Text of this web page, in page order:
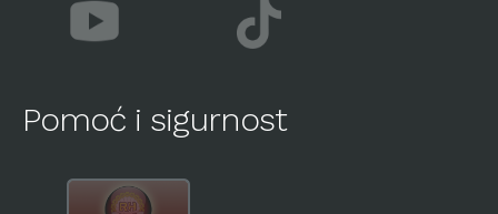
Pomoć i sigurnost